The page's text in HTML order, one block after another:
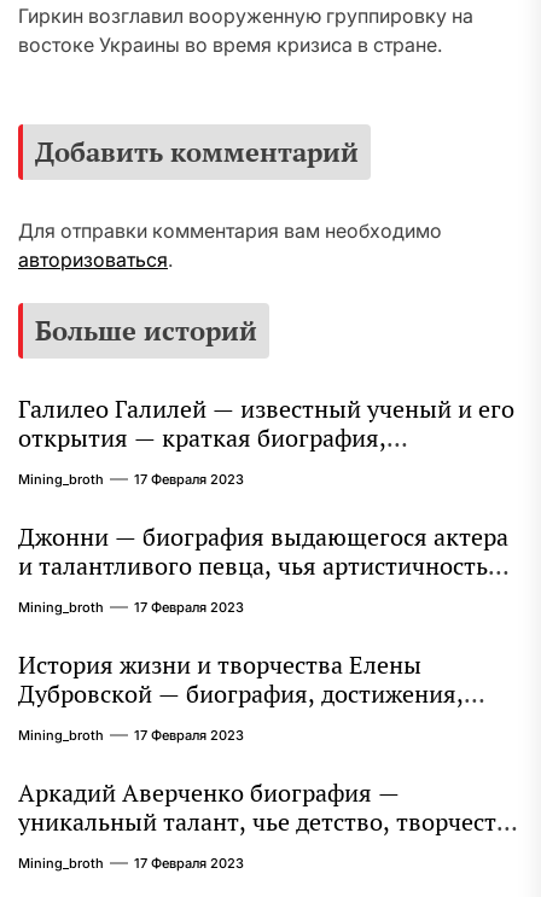
Гиркин возглавил вооруженную группировку на
востоке Украины во время кризиса в стране.
Добавить комментарий
Для отправки комментария вам необходимо
авторизоваться.
Больше историй
Галилео Галилей — известный ученый и его
открытия — краткая биография,
достижения и вклад в науку
Mining_broth 17 Февраля 2023
Джонни — биография выдающегося актера
и талантливого певца, чья артистичность
захватывает миллионы сердец
Mining_broth 17 Февраля 2023
История жизни и творчества Елены
Дубровской — биография, достижения,
интересные факты
Mining_broth 17 Февраля 2023
Аркадий Аверченко биография —
уникальный талант, чье детство, творчество
и литературное наследие продолжают
восхищать миллионы
Mining_broth 17 Февраля 2023